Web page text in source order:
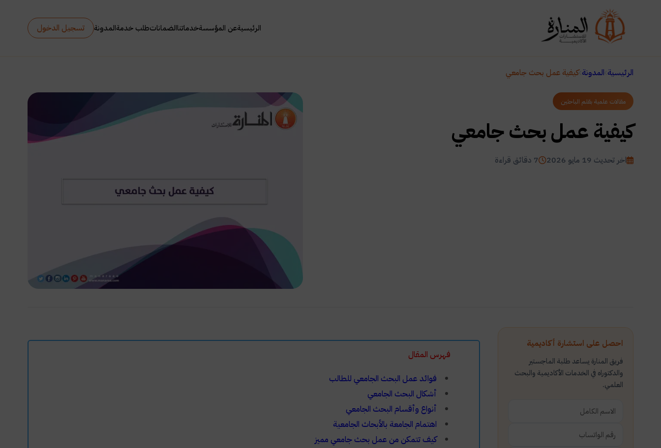
الرئيسيةعن المؤسسةخدماتناالضماناتطلب خدمةالمدونة تسجيل الدخول
الرئيسية المدونة كيفية عمل بحث جامعي
مقالات علمية بقلم الباحثين
كيفية عمل بحث جامعي
اخر تحديث 19 مايو 2026 7 دقائق قراءة
احصل على استشارة أكاديمية
فريق المنارة يساعد طلبة الماجستير
والدكتوراه في الخدمات الأكاديمية والبحث
العلمي.
فهرس المقال
فوائد عمل البحث الجامعي للطالب
أشكال البحث الجامعي
أنواع وأقسام البحث الجامعي
اهتمام الجامعة بالأبحاث الجامعية
كيف تتمكن من عمل بحث جامعي مميز